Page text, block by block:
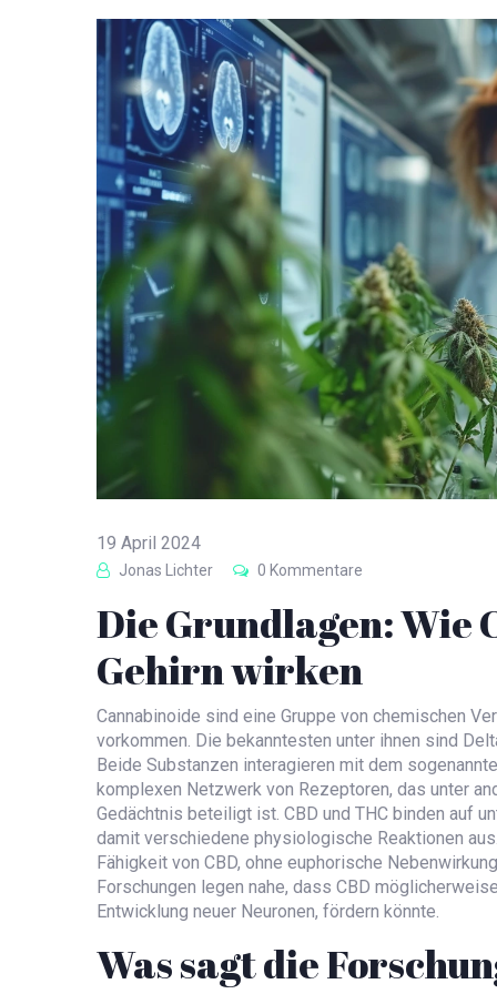
19 April 2024
Jonas Lichter 0 Kommentare
Die Grundlagen: Wie
Gehirn wirken
Cannabinoide sind eine Gruppe von chemischen
vorkommen. Die bekanntesten unter ihnen sind
Beide Substanzen interagieren mit dem
komplexen Netzwerk von Rezeptoren, das unter
Gedächtnis beteiligt ist. CBD und THC binden auf
damit verschiedene physiologische Reaktionen
Fähigkeit von CBD, ohne euphorische
Forschungen legen nahe, dass CBD
Entwicklung neuer Neuronen, fördern könnte.
Was sagt die